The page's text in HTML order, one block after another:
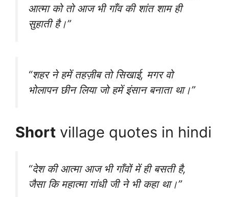
आत्मा को तो आज भी गाँव की शांत शाम ही
सुहाती है।”
“शहर ने हमें तहज़ीब तो सिखाई, मगर वो
भोलापन छीन लिया जो हमें इंसान बनाता था।”
Short village quotes in hindi
“देश की आत्मा आज भी गाँवों में ही बसती है,
जैसा कि महात्मा गांधी जी ने भी कहा था।”